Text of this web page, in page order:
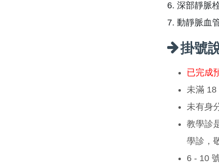
6. 深部靜脈
7. 動靜脈血
掛號
已完成
未滿 18
未有身
教學診
學診，
6 - 10